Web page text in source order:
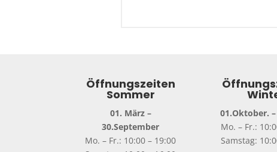
Öffnungszeiten
Sommer
01. März –
30.September
Mo. – Fr.: 10:00 – 19:00
01.Oktober.
Mo. – Fr.:
Samstag: